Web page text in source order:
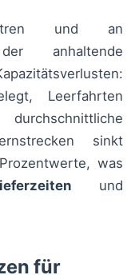
und an
anhaltende
Leerfahrten
sinkt
was
und
für